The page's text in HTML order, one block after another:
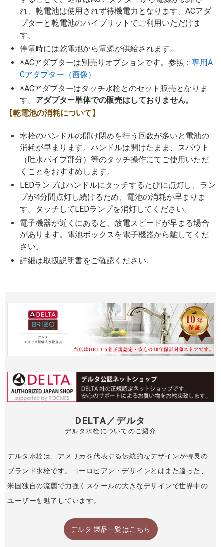
れ、乾電池は使用されず待機電力となります。ACアダ
プターと乾電池のハイブリットでご利用いただけま
す。
停電時には乾電池から電源が供給されます。
※ACアダプターは別売りオプションです。参照： 専用A
Cアダプター（画像）
※ACアダプターはタッチ水栓とのセット販売となりま
す。 アダプター単体での販売はしておりません。
【乾電池の消耗について】
水栓のハンドルの開け閉めを行う回数が多いと電池の
消耗が早まります。ハンドルは開けたまま、スパウト
（吐水パイプ部分）等のタッチ操作にてご使用いただ
くことをおすすめします。
LEDランプはハンドルにタッチするたびに点灯し、ラン
プが4分間点灯し続けるため、電池の消耗が早まりま
す。タッチしてLEDランプを消灯してください。
電子機器が近くにあると、放電スピードが早まる場合
があります。電池ボックスを電子機器から離してくだ
さい。
詳細は取扱説明書をご確認ください。
DELTA／デルタ
デルタ水栓についてのご紹介
デルタ水栓は、アメリカを代表する伝統的なデザインが特長の
ブランド水栓です。ヨーロピアン・デザインとはまた違った、
米国独自の流麗で力強くスケールの大きなデザインで世界中の
ユーザーを魅了しています。
デルタ 製品一覧はこちら